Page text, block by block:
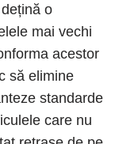
o
mai vechi
acestor
să elimine
standarde
care nu